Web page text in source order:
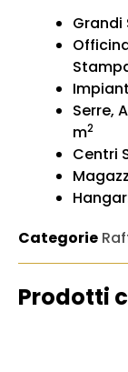
Grandi
Serre,
m2
Centri
Categorie
Prodotti